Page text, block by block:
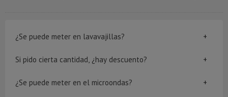
¿Se puede meter en lavavajillas?
Si pido cierta cantidad, ¿hay descuento?
¿Se puede meter en el microondas?